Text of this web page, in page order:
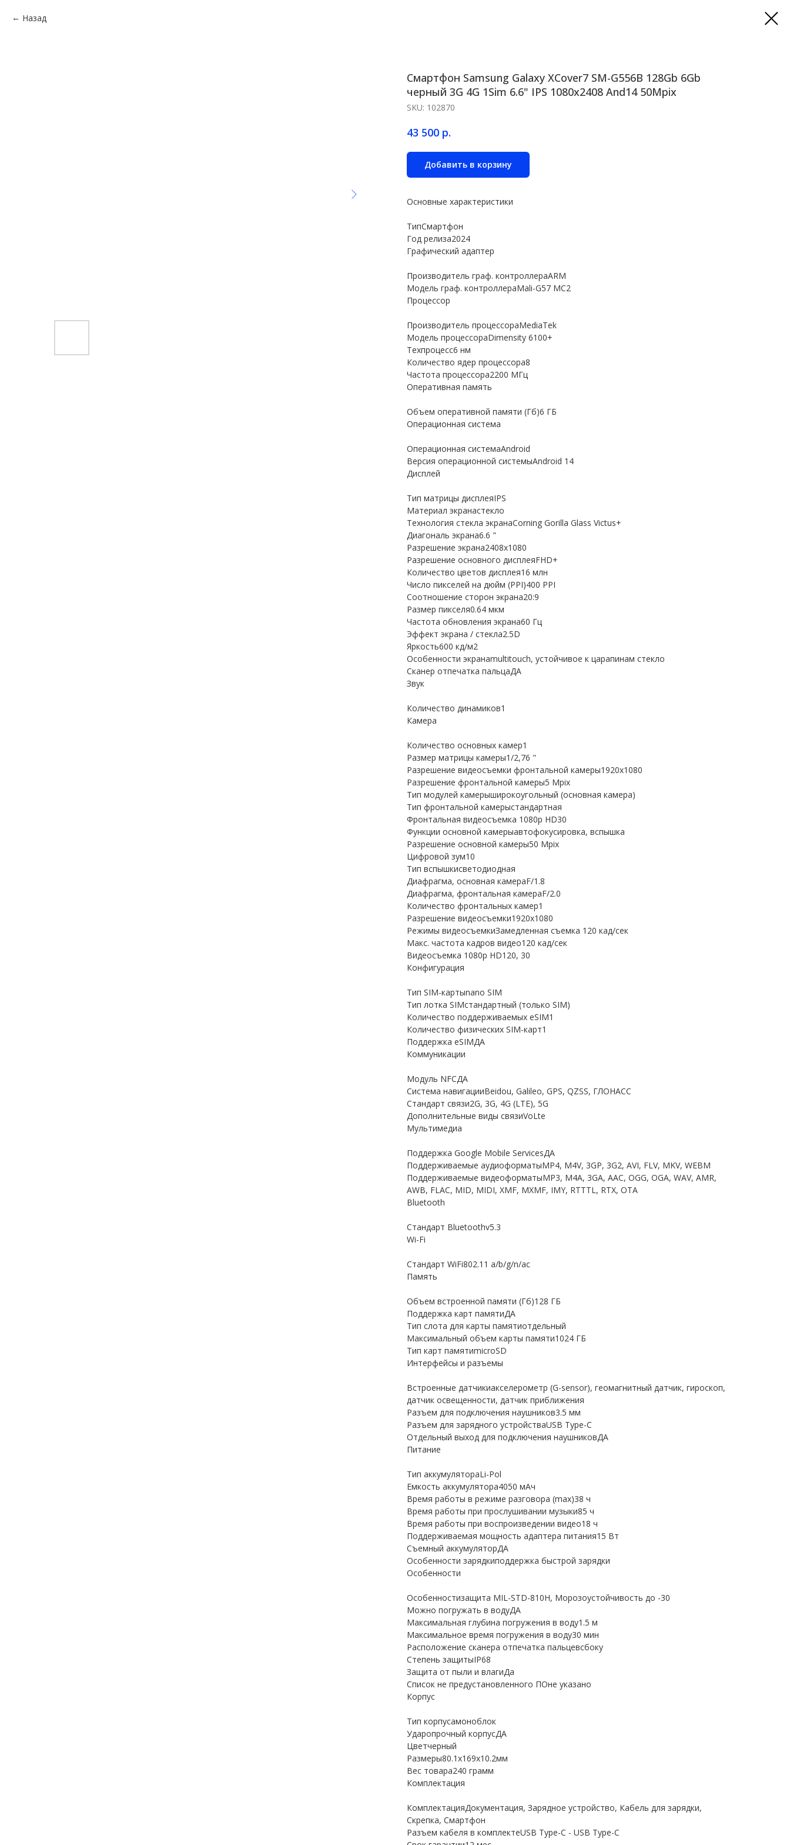
Назад
Смартфон Samsung Galaxy XCover7 SM-G556B 128Gb 6Gb
черный 3G 4G 1Sim 6.6" IPS 1080x2408 And14 50Mpix
SKU: 102870
43 500 р.
Добавить в корзину
Основные характеристики
ТипСмартфон
Год релиза2024
Графический адаптер
Производитель граф. контроллераARM
Модель граф. контроллераMali-G57 MC2
Процессор
Производитель процессораMediaTek
Модель процессораDimensity 6100+
Техпроцесс6 нм
Количество ядер процессора8
Частота процессора2200 МГц
Оперативная память
Объем оперативной памяти (Гб)6 ГБ
Операционная система
Операционная системаAndroid
Версия операционной системыAndroid 14
Дисплей
Тип матрицы дисплеяIPS
Материал экранастекло
Технология стекла экранаCorning Gorilla Glass Victus+
Диагональ экрана6.6 "
Разрешение экрана2408x1080
Разрешение основного дисплеяFHD+
Количество цветов дисплея16 млн
Число пикселей на дюйм (PPI)400 PPI
Соотношение сторон экрана20:9
Размер пикселя0.64 мкм
Частота обновления экрана60 Гц
Эффект экрана / стекла2.5D
Яркость600 кд/м2
Особенности экранаmultitouch, устойчивое к царапинам стекло
Сканер отпечатка пальцаДА
Звук
Количество динамиков1
Камера
Количество основных камер1
Размер матрицы камеры1/2,76 "
Разрешение видеосъемки фронтальной камеры1920x1080
Разрешение фронтальной камеры5 Mpix
Тип модулей камерыширокоугольный (основная камера)
Тип фронтальной камерыстандартная
Фронтальная видеосъемка 1080p HD30
Функции основной камерыавтофокусировка, вспышка
Разрешение основной камеры50 Mpix
Цифровой зум10
Тип вспышкисветодиодная
Диафрагма, основная камераF/1.8
Диафрагма, фронтальная камераF/2.0
Количество фронтальных камер1
Разрешение видеосъемки1920x1080
Режимы видеосъемкиЗамедленная съемка 120 кад/сек
Макс. частота кадров видео120 кад/сек
Видеосъемка 1080p HD120, 30
Конфигурация
Тип SIM-картыnano SIM
Тип лотка SIMстандартный (только SIM)
Количество поддерживаемых eSIM1
Количество физических SIM-карт1
Поддержка eSIMДА
Коммуникации
Модуль NFCДА
Система навигацииBeidou, Galileo, GPS, QZSS, ГЛОНАСС
Стандарт связи2G, 3G, 4G (LTE), 5G
Дополнительные виды связиVoLte
Мультимедиа
Поддержка Google Mobile ServicesДА
Поддерживаемые аудиоформатыMP4, M4V, 3GP, 3G2, AVI, FLV, MKV, WEBM
Поддерживаемые видеоформатыMP3, M4A, 3GA, AAC, OGG, OGA, WAV, AMR,
AWB, FLAC, MID, MIDI, XMF, MXMF, IMY, RTTTL, RTX, OTA
Bluetooth
Стандарт Bluetoothv5.3
Wi-Fi
Стандарт WiFi802.11 a/b/g/n/ac
Память
Объем встроенной памяти (Гб)128 ГБ
Поддержка карт памятиДА
Тип слота для карты памятиотдельный
Максимальный объем карты памяти1024 ГБ
Тип карт памятиmicroSD
Интерфейсы и разъемы
Встроенные датчикиакселерометр (G-sensor), геомагнитный датчик, гироскоп,
датчик освещенности, датчик приближения
Разъем для подключения наушников3.5 мм
Разъем для зарядного устройстваUSB Type-C
Отдельный выход для подключения наушниковДА
Питание
Тип аккумулятораLi-Pol
Емкость аккумулятора4050 мAч
Время работы в режиме разговора (max)38 ч
Время работы при прослушивании музыки85 ч
Время работы при воспроизведении видео18 ч
Поддерживаемая мощность адаптера питания15 Вт
Съемный аккумуляторДА
Особенности зарядкиподдержка быстрой зарядки
Особенности
Особенностизащита MIL-STD-810H, Морозоустойчивость до -30
Можно погружать в водуДА
Максимальная глубина погружения в воду1.5 м
Максимальное время погружения в воду30 мин
Расположение сканера отпечатка пальцевсбоку
Степень защитыIP68
Защита от пыли и влагиДа
Список не предустановленного ПОне указано
Корпус
Тип корпусамоноблок
Ударопрочный корпусДА
Цветчерный
Размеры80.1x169x10.2мм
Вес товара240 грамм
Комплектация
КомплектацияДокументация, Зарядное устройство, Кабель для зарядки,
Скрепка, Смартфон
Разъем кабеля в комплектеUSB Type-C - USB Type-C